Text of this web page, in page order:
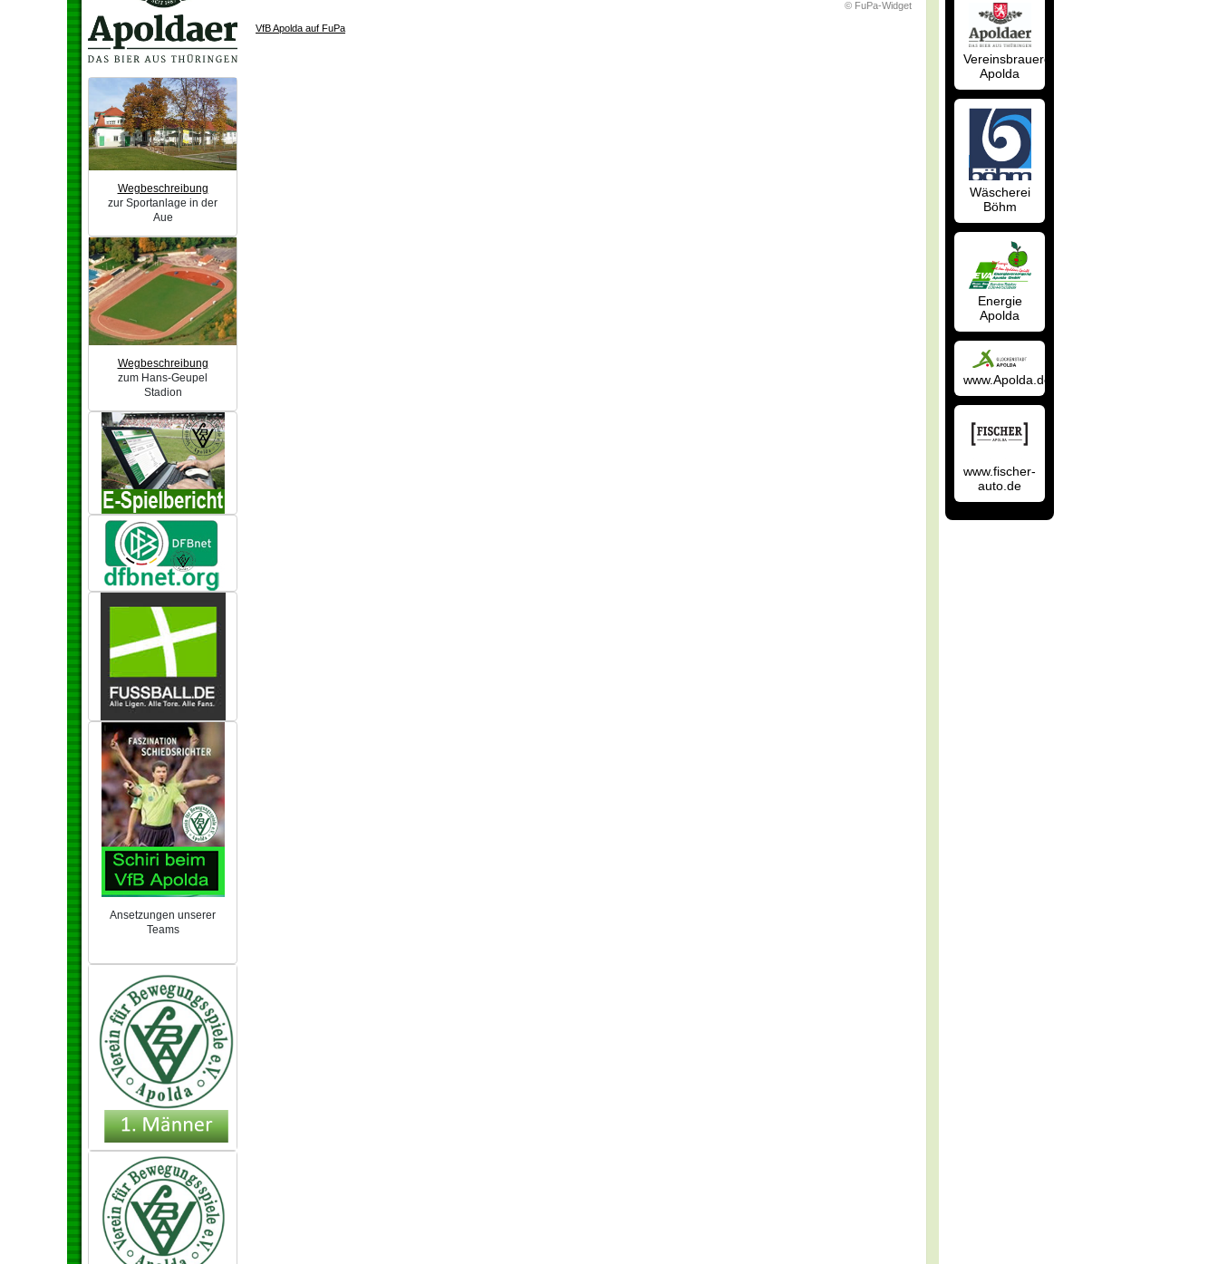
Wegbeschreibung
zur Sportanlage in der
Aue
Wegbeschreibung
zum Hans-Geupel
Stadion
Ansetzungen unserer
Teams
© FuPa-Widget
VfB Apolda auf FuPa
Vereinsbrauerei
Apolda
Wäscherei
Böhm
Energie
Apolda
www.Apolda.de
www.fischer-
auto.de